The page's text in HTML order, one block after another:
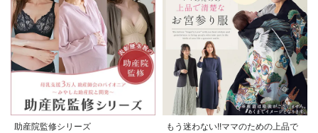
助産院監修シリーズ
もう迷わない!!ママのための上品で